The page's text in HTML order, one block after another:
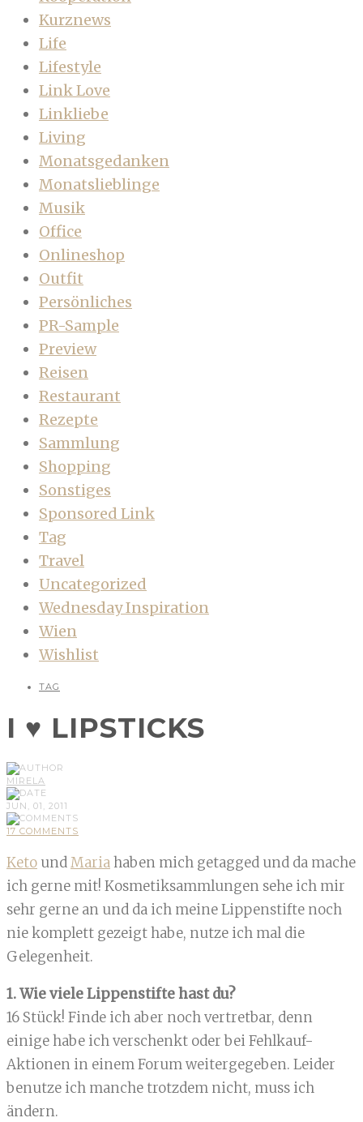
Kurznews
Life
Lifestyle
Link Love
Linkliebe
Living
Monatsgedanken
Monatslieblinge
Musik
Office
Onlineshop
Outfit
Persönliches
PR-Sample
Preview
Reisen
Restaurant
Rezepte
Sammlung
Shopping
Sonstiges
Sponsored Link
Tag
Travel
Uncategorized
Wednesday Inspiration
Wien
Wishlist
TAG
I ♥ LIPSTICKS
MIRELA
JUN, 01, 2011
17 COMMENTS
Keto undMariahaben mich getagged und da mache
ich gerne mit! Kosmetiksammlungen sehe ich mir
sehr gerne an und da ich meine Lippenstifte noch
nie komplett gezeigt habe, nutze ich mal die
Gelegenheit.
1. Wie viele Lippenstifte hast du?
16 Stück! Finde ich aber noch vertretbar, denn
einige habe ich verschenkt oder bei Fehlkauf-
Aktionen in einem Forum weitergegeben. Leider
benutze ich manche trotzdem nicht, muss ich
ändern.